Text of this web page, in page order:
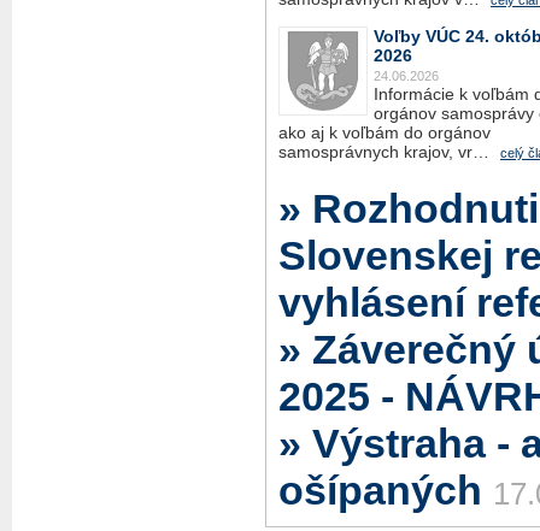
Voľby VÚC 24.
2026
24.06.2026
Informácie k voľbám
orgánov samosprávy
ako aj k voľbám do orgánov
samosprávnych krajov, vr…
celý
»
Slovenskej
vyhlásení
» Záverečný
2025 -
» Výstraha -
ošípaných